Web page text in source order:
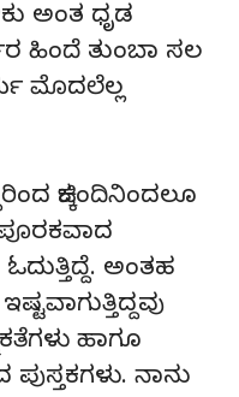
ಅಂತ ಧೃಡ
ಹಿಂದೆ ತುಂಬಾ ಸಲ
ಮೊದಲೆಲ್ಲ
ಚಿಕ್ಕಂದಿನಿಂದಲೂ
ಓದುತ್ತಿದ್ದೆ. ಅಂತಹ
ಹಾಗೂ
ಪುಸ್ತಕಗಳು. ನಾನು